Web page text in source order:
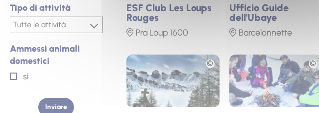
Tipo di attività
Tipo di attività
Tipo di attività
Ammessi animali
domestici
Ammessi animali domestici
sì
Inviare
ESF Club Les Loups
Rouges
Pra Loup 1600
Ufficio Guide
dell'Ubaye
Barcelonnette
Foto Foto